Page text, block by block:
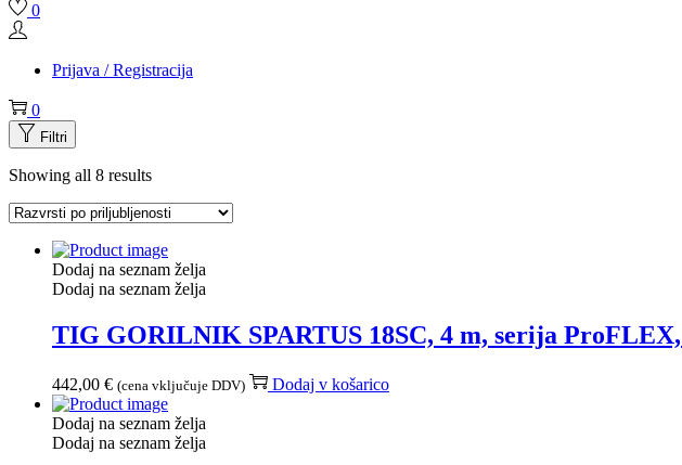
0
Prijava / Registracija
0
Filtri
Showing all 8 results
Dodaj na seznam želja
Dodaj na seznam želja
TIG GORILNIK SPARTUS 18SC, 4 m, serija ProFLEX,
442,00 € (cena vključuje DDV) Dodaj v košarico
Dodaj na seznam želja
Dodaj na seznam želja